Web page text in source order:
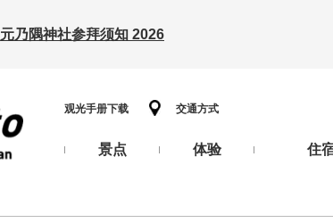
元乃隅神社参拜须知 2026
观光手册下载 交通方式
景点 体验 住